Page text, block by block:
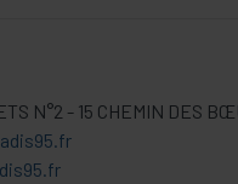
N°2 - 15 CHEMIN DES